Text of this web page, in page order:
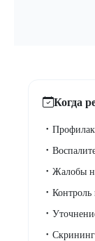
Когда
Жалобы
Контроль